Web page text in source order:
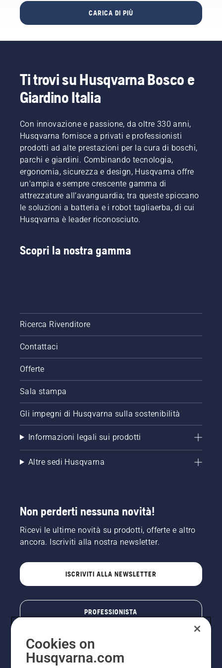
e tirare il
all'accensione
motore.
comando
dell’aria
quando
il motore
si
tirare
nuovamente
il cavo di
avviamento
del
risulta
molto
avviare.
sufficiente
dotato di
Una
erba
erba
spessa
in modo
più
rapido
efficiente.
Guarda
questo
breve
affilare e
mantenere
notevolmente
ridotto.
CARICA DI PIÙ
Ti trovi su Husqvarna Bosco e
Giardino Italia
Con innovazione e passione, da oltre 330 anni,
Husqvarna fornisce a privati e professionisti
prodotti ad alte prestazioni per la cura di boschi,
parchi e giardini. Combinando tecnologia,
ergonomia, sicurezza e design, Husqvarna offre
un'ampia e sempre crescente gamma di
attrezzature all’avanguardia; tra queste spiccano
le soluzioni a batteria e i robot tagliaerba, di cui
Husqvarna è leader riconosciuto.
Scopri la nostra gamma
Ricerca Rivenditore
Contattaci
Offerte
Sala stampa
Gli impegni di Husqvarna sulla sostenibilità
Informazioni legali sui prodotti
Altre sedi Husqvarna
Non perderti nessuna novità!
Ricevi le ultime novità su prodotti, offerte e altro
ancora. Iscriviti alla nostra newsletter.
ISCRIVITI ALLA NEWSLETTER
PROFESSIONISTA
Cookies on
Husqvarna.com